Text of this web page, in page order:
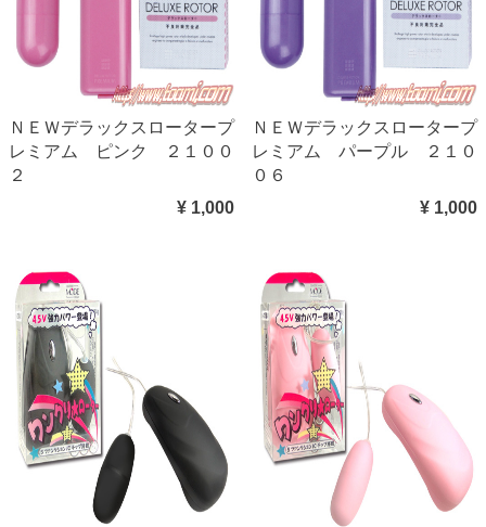
ＮＥＷデラックスロータープ
レミアム ピンク ２１００
２
¥ 1,000
ＮＥＷデラックスロータープ
レミアム パープル ２１０
０６
¥ 1,000